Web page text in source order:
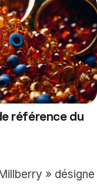
référence du
» désigne